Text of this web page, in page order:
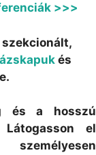
>>>
és
és a hosszú
el